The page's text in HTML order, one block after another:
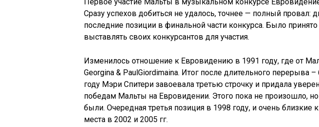
Сразу успехов добиться не удалось, точнее — полный провал:
последние позиции в финальной части конкурса. Было
выставлять своих конкурсантов для участия.
Изменилось отношение к Евровидению в 1991 году, где от
Georgina & PaulGiordimaina. Итог после длительного перерыва
году Мэри Спитери завоевала третью строчку и придала
победам Мальты на Евровидении. Этого пока не произошло,
были. Очередная третья позиция в 1998 году, и очень близкие
места в 2002 и 2005 гг.